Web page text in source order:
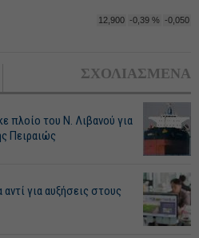
12,900 -0,39 % -0,050
ΣΧΟΛΙΑΣΜΕΝΑ
πλοίο του Ν. Λιβανού για
Πειραιώς
για αυξήσεις στους